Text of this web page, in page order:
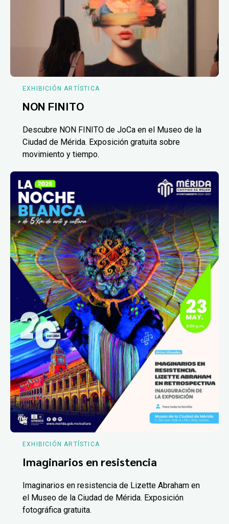
EXHIBICIÓN ARTÍSTICA
NON FINITO
Descubre NON FINITO de JoCa en el Museo de la
Ciudad de Mérida. Exposición gratuita sobre
movimiento y tiempo.
EXHIBICIÓN ARTÍSTICA
Imaginarios en resistencia
Imaginarios en resistencia de Lizette Abraham en
el Museo de la Ciudad de Mérida. Exposición
fotográfica gratuita.